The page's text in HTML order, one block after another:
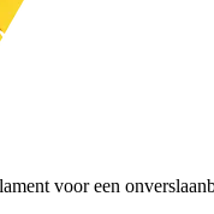
voor een